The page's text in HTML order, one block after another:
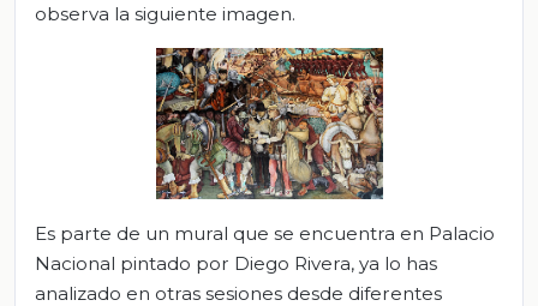
observa la siguiente imagen.
Es parte de un mural que se encuentra en Palacio
Nacional pintado por Diego Rivera, ya lo has
analizado en otras sesiones desde diferentes